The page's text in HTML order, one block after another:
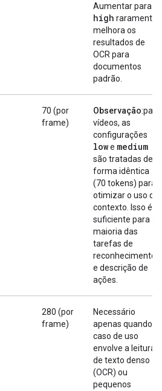
Aumentar para
high raramente
melhora os
resultados de
OCR para
documentos
padrão.
70 (por
frame)
Observação:para
vídeos, as
configurações
lowe medium
são tratadas de
forma idêntica
(70 tokens) para
otimizar o uso do
contexto. Isso é
suficiente para a
maioria das
tarefas de
reconhecimento
e descrição de
ações.
280 (por
frame)
Necessário
apenas quando o
caso de uso
envolve a leitura
de texto denso
(OCR) ou
pequenos